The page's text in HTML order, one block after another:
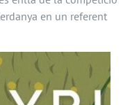
en un referent